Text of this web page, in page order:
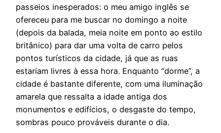
passeios inesperados: o meu amigo inglês se
ofereceu para me buscar no domingo a noite
(depois da balada, meia noite em ponto ao estilo
britânico) para dar uma volta de carro pelos
pontos turísticos da cidade, já que as ruas
estariam livres à essa hora. Enquanto “dorme”, a
cidade é bastante diferente, com uma iluminação
amarela que ressalta a idade antiga dos
monumentos e edifícios, o desgaste do tempo,
sombras pouco prováveis durante o dia.